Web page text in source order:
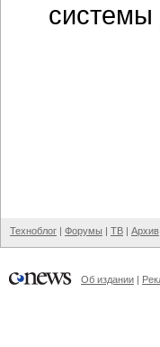
системы
Техноблог | Форумы | ТВ | Архив
Об издании |